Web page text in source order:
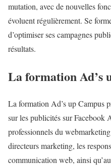
mutation, avec de nouvelles
évoluent régulièrement. Se
d’optimiser ses campagnes
résultats.
La formation Ad’s
La formation Ad’s up Campus
sur les publicités sur Facebook
professionnels du
directeurs marketing, les
communication web, ainsi